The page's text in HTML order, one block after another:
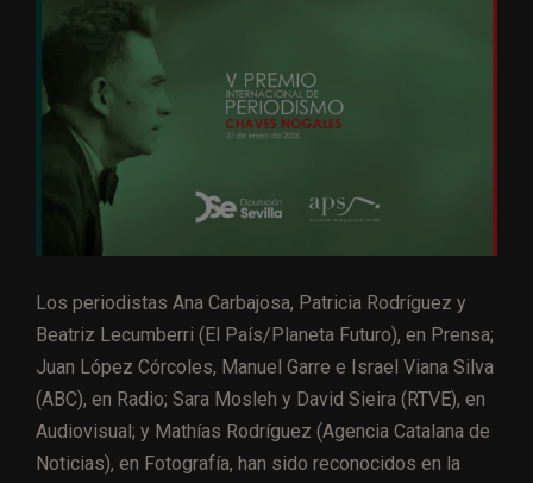
Los periodistas Ana Carbajosa, Patricia Rodríguez y
Beatriz Lecumberri (El País/Planeta Futuro), en Prensa;
Juan López Córcoles, Manuel Garre e Israel Viana Silva
(ABC), en Radio; Sara Mosleh y David Sieira (RTVE), en
Audiovisual; y Mathías Rodríguez (Agencia Catalana de
Noticias), en Fotografía, han sido reconocidos en la